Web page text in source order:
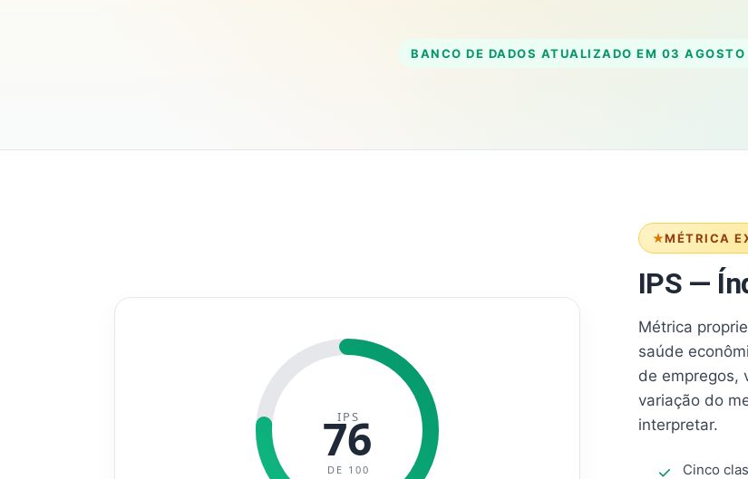
BANCO DE DADOS ATUALIZADO EM 03
MÉTRICA
IPS —
Métrica
saúde
de empregos,
variação do
interpretar.
Cinco
IPS
76
DE 100